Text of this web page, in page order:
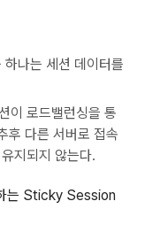
나는 세션 데이터를
이 로드밸런싱을 통
후 다른 서버로 접속
지되지 않는다.
는 Sticky Session